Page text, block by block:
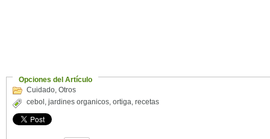
Opciones del Artículo
Cuidado, Otros
cebol , jardines organicos, ortiga, recetas